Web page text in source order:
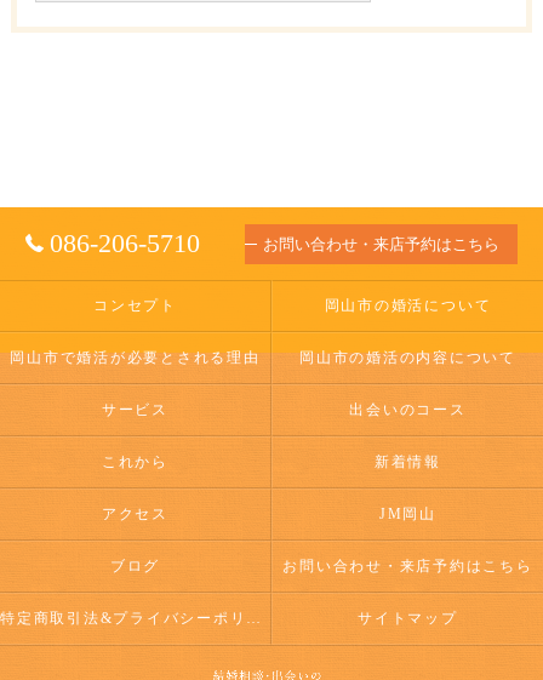
086-206-5710 お問い合わせ・来店予約はこちら
コンセプト 岡山市の婚活について
岡山市で婚活が必要とされる理由 岡山市の婚活の内容について
サービス 出会いのコース
これから 新着情報
アクセス JM岡山
ブログ お問い合わせ・来店予約はこちら
特定商取引法&プライバシーポリシー サイトマップ